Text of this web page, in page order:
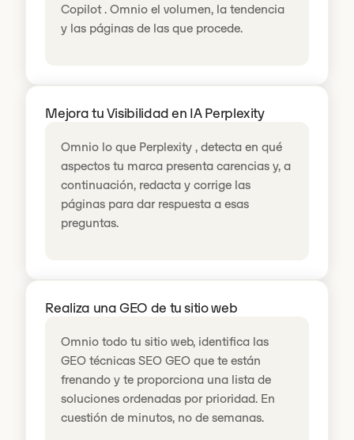
Copilot . Omnio el volumen, la tendencia
y las páginas de las que procede.
Mejora tu Visibilidad en IA Perplexity
Omnio lo que Perplexity , detecta en qué
aspectos tu marca presenta carencias y, a
continuación, redacta y corrige las
páginas para dar respuesta a esas
preguntas.
Realiza una GEO de tu sitio web
Omnio todo tu sitio web, identifica las
GEO técnicas SEO GEO que te están
frenando y te proporciona una lista de
soluciones ordenadas por prioridad. En
cuestión de minutos, no de semanas.